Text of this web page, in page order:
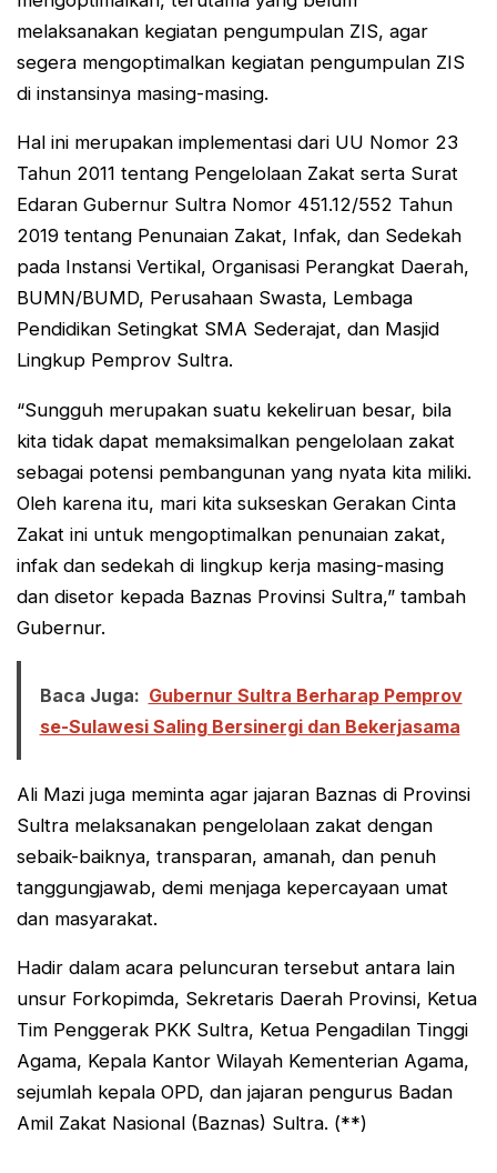
melaksanakan kegiatan pengumpulan ZIS, agar
segera mengoptimalkan kegiatan pengumpulan ZIS
di instansinya masing-masing.
Hal ini merupakan implementasi dari UU Nomor 23
Tahun 2011 tentang Pengelolaan Zakat serta Surat
Edaran Gubernur Sultra Nomor 451.12/552 Tahun
2019 tentang Penunaian Zakat, Infak, dan Sedekah
pada Instansi Vertikal, Organisasi Perangkat Daerah,
BUMN/BUMD, Perusahaan Swasta, Lembaga
Pendidikan Setingkat SMA Sederajat, dan Masjid
Lingkup Pemprov Sultra.
“Sungguh merupakan suatu kekeliruan besar, bila
kita tidak dapat memaksimalkan pengelolaan zakat
sebagai potensi pembangunan yang nyata kita miliki.
Oleh karena itu, mari kita sukseskan Gerakan Cinta
Zakat ini untuk mengoptimalkan penunaian zakat,
infak dan sedekah di lingkup kerja masing-masing
dan disetor kepada Baznas Provinsi Sultra,” tambah
Gubernur.
Baca Juga: Gubernur Sultra Berharap Pemprov
se-Sulawesi Saling Bersinergi dan Bekerjasama
Ali Mazi juga meminta agar jajaran Baznas di Provinsi
Sultra melaksanakan pengelolaan zakat dengan
sebaik-baiknya, transparan, amanah, dan penuh
tanggungjawab, demi menjaga kepercayaan umat
dan masyarakat.
Hadir dalam acara peluncuran tersebut antara lain
unsur Forkopimda, Sekretaris Daerah Provinsi, Ketua
Tim Penggerak PKK Sultra, Ketua Pengadilan Tinggi
Agama, Kepala Kantor Wilayah Kementerian Agama,
sejumlah kepala OPD, dan jajaran pengurus Badan
Amil Zakat Nasional (Baznas) Sultra. (**)